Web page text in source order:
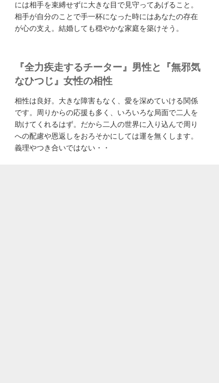
には相手を束縛せずに大きな目で見守ってあげること。
相手が自分のことで手一杯になった時にはあなたの存在
が心の支え。結婚しても穏やかな家庭を築けそう。
『全力疾走するチーター』男性と『無邪気
なひつじ』女性の相性
相性は良好。大きな障害もなく、愛を深めていける関係
です。周りからの応援も多く、いろいろな局面で二人を
助けてくれるはず。だから二人の世界に入り込んで周り
への配慮や恩返しをおろそかにしては運を無くします。
義理やつき合いではない・・